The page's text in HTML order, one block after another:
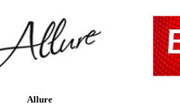
Allure